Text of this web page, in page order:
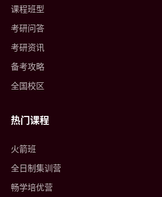
课程班型
考研问答
考研资讯
备考攻略
全国校区
热门课程
火箭班
全日制集训营
畅学培优营